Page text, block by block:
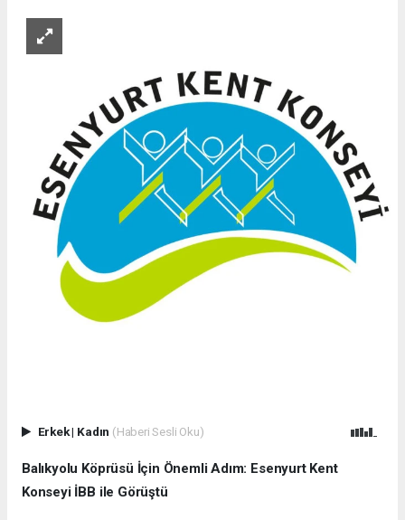
Erkek| Kadın (Haberi Sesli Oku)
Balıkyolu Köprüsü İçin Önemli Adım: Esenyurt Kent
Konseyi İBB ile Görüştü